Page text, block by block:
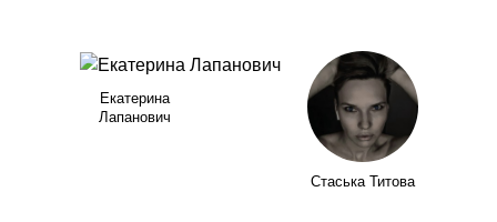
Екатерина
Лапанович
Стаська Титова